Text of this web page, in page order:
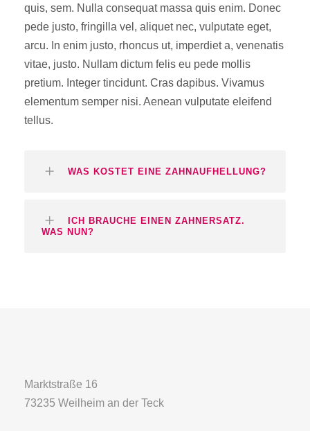
quis, sem. Nulla consequat massa quis enim. Donec
pede justo, fringilla vel, aliquet nec, vulputate eget,
arcu. In enim justo, rhoncus ut, imperdiet a, venenatis
vitae, justo. Nullam dictum felis eu pede mollis
pretium. Integer tincidunt. Cras dapibus. Vivamus
elementum semper nisi. Aenean vulputate eleifend
tellus.
WAS KOSTET EINE ZAHNAUFHELLUNG?
ICH BRAUCHE EINEN ZAHNERSATZ.
WAS NUN?
Marktstraße 16
73235 Weilheim an der Teck